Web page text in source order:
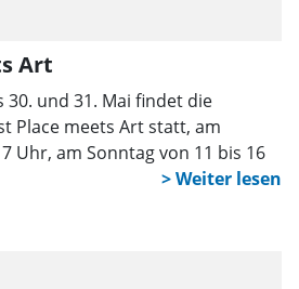
Art
30. und 31. Mai findet die
Place meets Art statt, am
Uhr, am Sonntag von 11 bis 16